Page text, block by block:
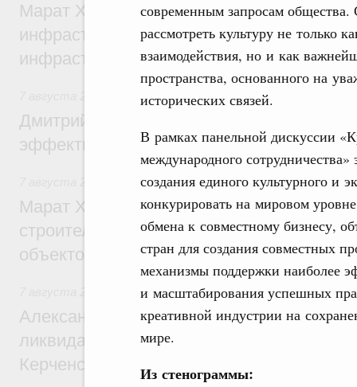
современным запросам общества.
рассмотреть культуру не только
взаимодействия, но и как
пространства, основанного на
исторических связей.
В рамках панельной дискуссии
международного
создания единого культурного и
конкурировать на мировом
обмена к совместному бизнесу,
стран для создания совместных
механизмы поддержки наиболее
и масштабирования успешных
креативной индустрии на
мире.
Из стенограммы:
Марат Хуснуллин: 15 объектов
инфраструктуры построили и обновили
инфраструктурным кредитам
Развитие сельских территорий
Дмитрий Патрушев: Синхронизация
эффективность поддержки сельских
Экономика городов. Городская среда
Марат Хуснуллин: «Единый заказчик»
строительство и реконструкцию более
объектов
Чрезвычайные ситуации и ликвидация их
Александр Козлов провёл заседание
ликвидации последствий чрезвычайной
Керченском проливе